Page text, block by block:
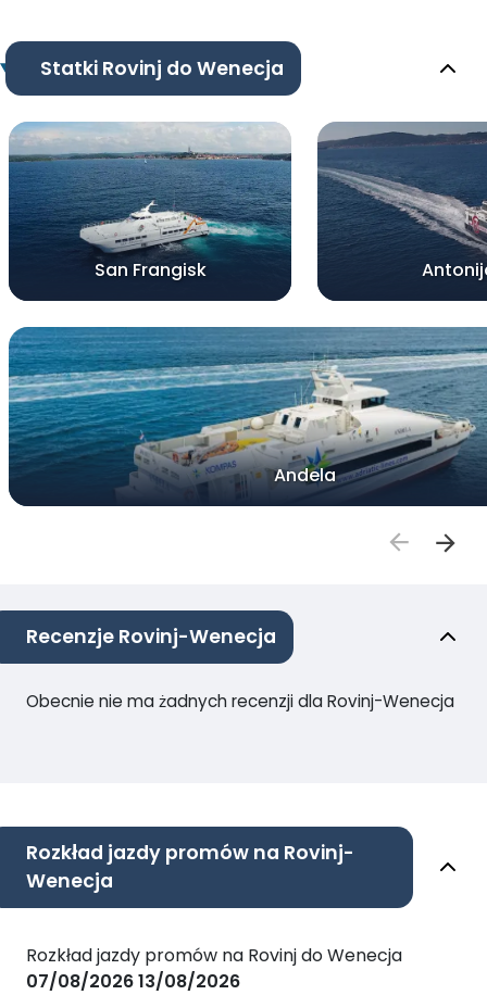
Statki Rovinj do Wenecja
San Frangisk
Andela
Recenzje Rovinj-Wenecja
Obecnie nie ma żadnych recenzji dla Rovinj-Wenecja
Rozkład jazdy promów na Rovinj-
Wenecja
Rozkład jazdy promów na Rovinj do Wenecja
07/08/202613/08/2026